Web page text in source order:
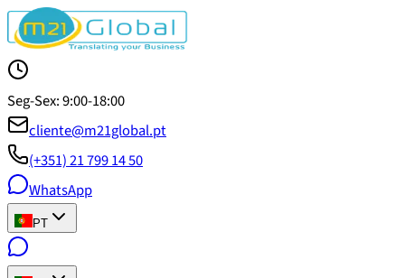
Seg-Sex: 9:00-18:00
cliente@m21global.pt
(+351) 21 799 14 50
WhatsApp
PT